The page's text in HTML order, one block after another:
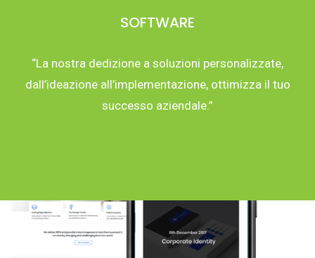
SOFTWARE
“La nostra dedizione a soluzioni personalizzate,
dall’ideazione all’implementazione, ottimizza il tuo
successo aziendale.”